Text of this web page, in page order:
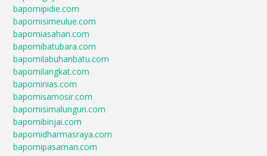
bapomipidie.com
bapomisimeulue.com
bapomiasahan.com
bapomibatubara.com
bapomilabuhanbatu.com
bapomilangkat.com
bapominias.com
bapomisamosir.com
bapomisimalungun.com
bapomibinjai.com
bapomidharmasraya.com
bapomipasaman.com